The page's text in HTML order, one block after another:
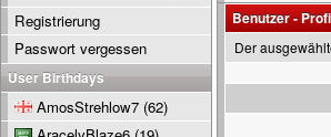
Benutzer -
Der
Registrierung
Passwort vergessen
User Birthdays
AmosStrehlow7 (62)